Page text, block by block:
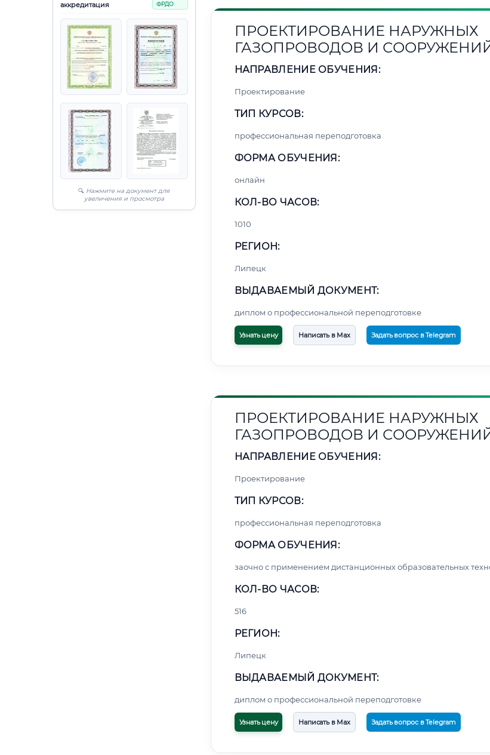
аккредитация
ФРДО
🔍 Нажмите на документ для
увеличения и просмотра
ПРОЕКТИРОВАНИЕ НАРУЖНЫХ
ГАЗОПРОВОДОВ И
НАПРАВЛЕНИЕ ОБУЧЕНИЯ:
Проектирование
ТИП КУРСОВ:
профессиональная переподготовка
ФОРМА ОБУЧЕНИЯ:
онлайн
КОЛ-ВО ЧАСОВ:
1010
РЕГИОН:
Липецк
ВЫДАВАЕМЫЙ ДОКУМЕНТ:
диплом о профессиональной переподготовке
Узнать цену Написать в Max Задать вопрос в Telegram
ПРОЕКТИРОВАНИЕ НАРУЖНЫХ
ГАЗОПРОВОДОВ И
НАПРАВЛЕНИЕ ОБУЧЕНИЯ:
Проектирование
ТИП КУРСОВ:
профессиональная переподготовка
ФОРМА ОБУЧЕНИЯ:
заочно с применением дистанционных образовательных
КОЛ-ВО ЧАСОВ:
516
РЕГИОН:
Липецк
ВЫДАВАЕМЫЙ ДОКУМЕНТ:
диплом о профессиональной переподготовке
Узнать цену Написать в Max Задать вопрос в Telegram